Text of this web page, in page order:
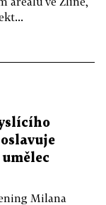
Milana